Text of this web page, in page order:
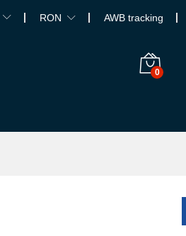
RON AWB tracking
0